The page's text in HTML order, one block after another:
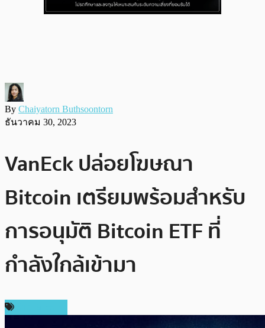
By Chaiyatorn Buthsoontorn
ธันวาคม 30, 2023
VanEck ปล่อยโฆษณา
Bitcoin เตรียมพร้อมสำหรับ
การอนุมัติ Bitcoin ETF ที่
กำลังใกล้เข้ามา